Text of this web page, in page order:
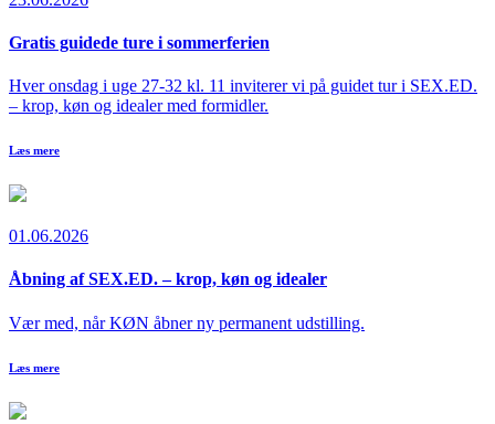
Gratis guidede ture i sommerferien
Hver onsdag i uge 27-32 kl. 11 inviterer vi på guidet tur i SEX.ED.
– krop, køn og idealer med formidler.
Læs mere
01.06.2026
Åbning af SEX.ED. – krop, køn og idealer
Vær med, når KØN åbner ny permanent udstilling.
Læs mere